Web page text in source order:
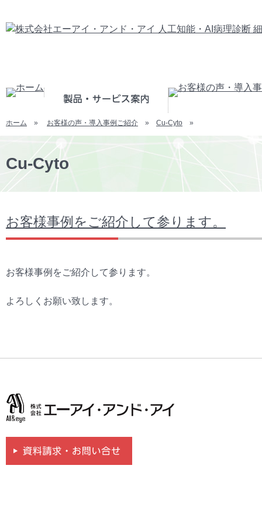
ホーム » お客様の声・導入事例ご紹介 » Cu-Cyto »
Cu-Cyto
お客様事例をご紹介して参ります。
お客様事例をご紹介して参ります。
よろしくお願い致します。